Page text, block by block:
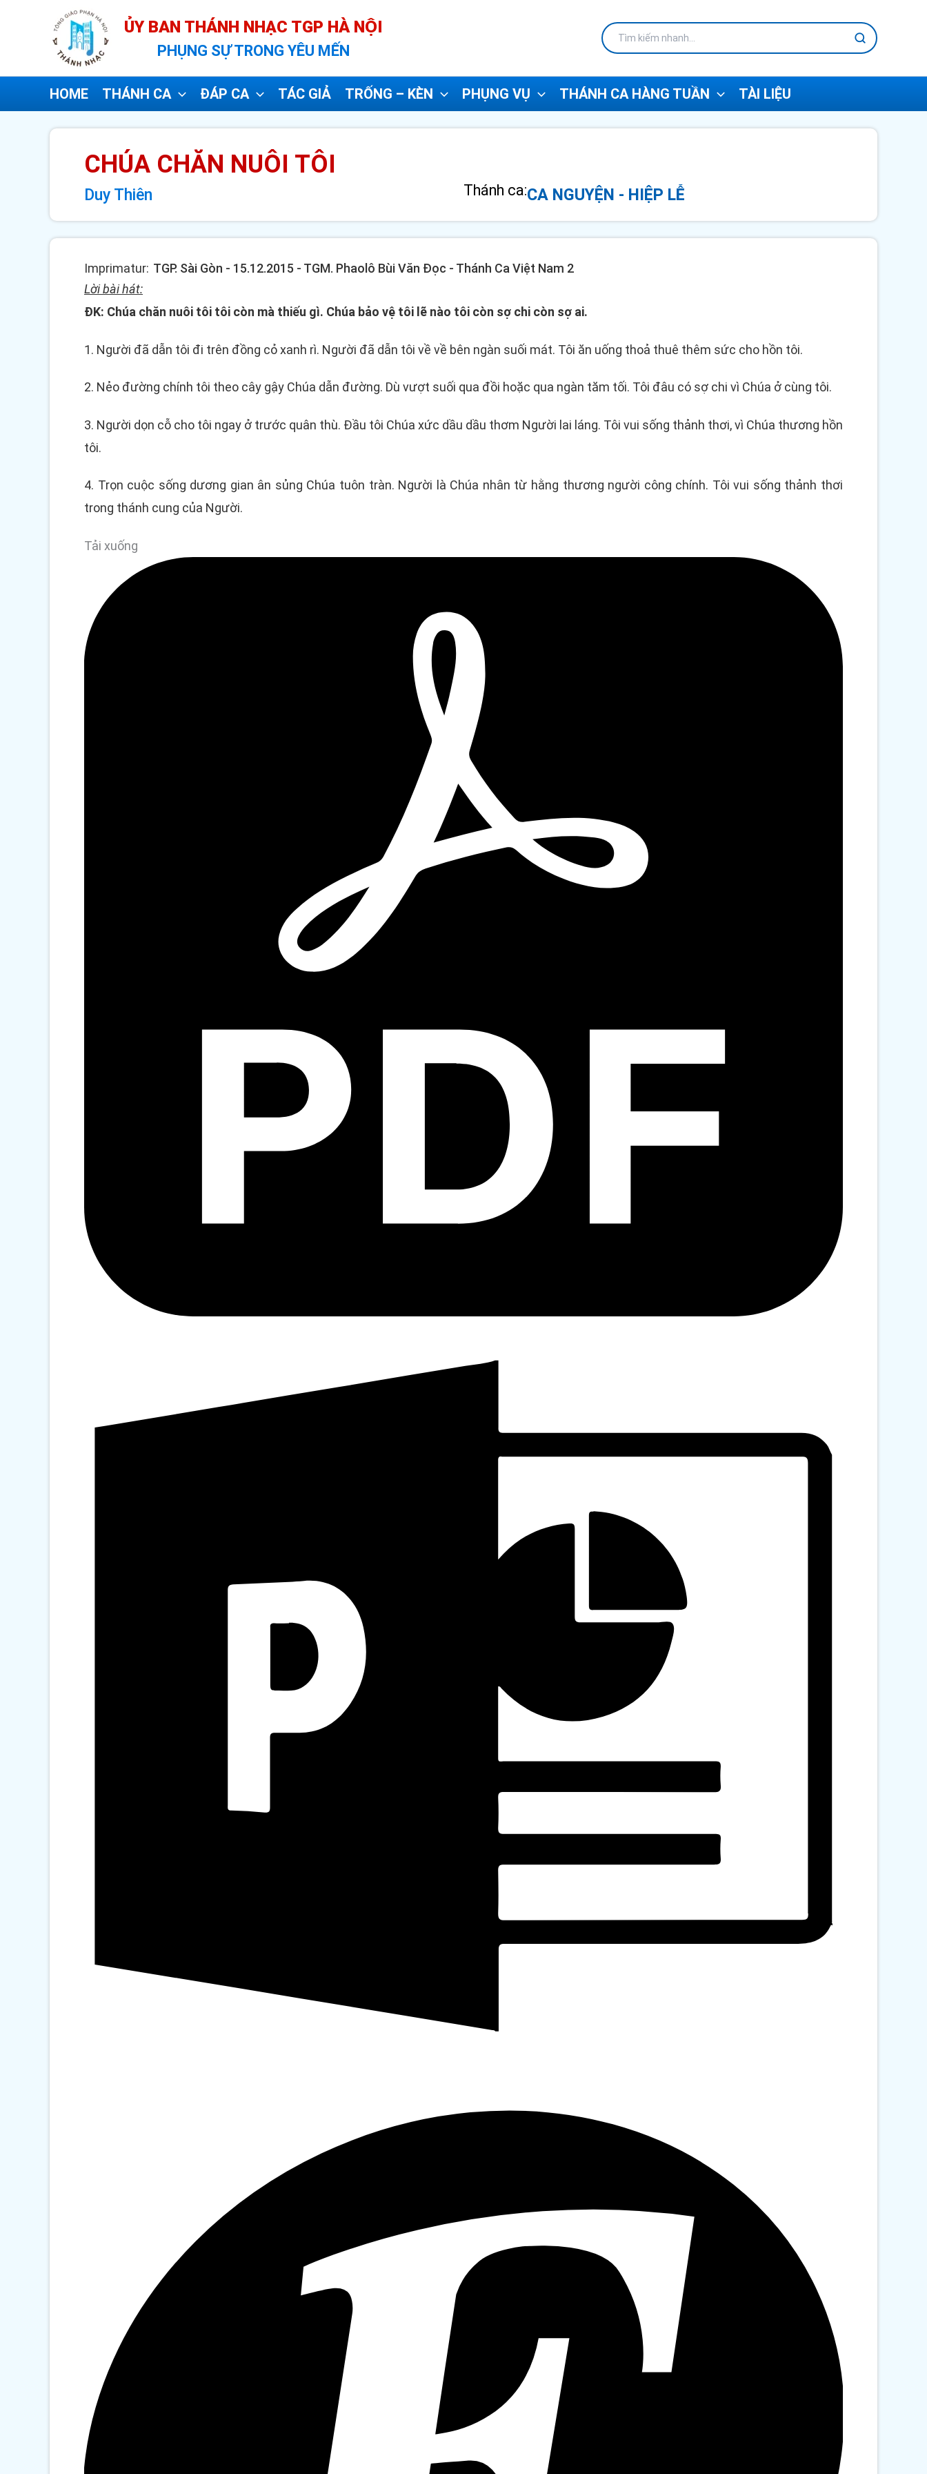
dung
ỦY BAN THÁNH NHẠC TGP HÀ NỘI
PHỤNG SỰ TRONG YÊU MẾN
HOME THÁNH CA ĐÁP CA TÁC GIẢ TRỐNG – KÈN PHỤNG VỤ THÁNH CA HÀNG TUẦN TÀI LIỆU
CHÚA CHĂN NUÔI TÔI
Duy Thiên Thánh ca:CA NGUYỆN - HIỆP LỄ
Imprimatur: TGP. Sài Gòn - 15.12.2015 - TGM. Phaolô Bùi Văn Đọc - Thánh Ca Việt Nam 2
Lời bài hát:
ĐK: Chúa chăn nuôi tôi tôi còn mà thiếu gì. Chúa bảo vệ tôi lẽ nào tôi còn sợ chi còn sợ ai.
1. Người đã dẫn tôi đi trên đồng cỏ xanh rì. Người đã dẫn tôi về về bên ngàn suối mát. Tôi ăn uống thoả thuê thêm sức cho hồn tôi.
2. Nẻo đường chính tôi theo cây gậy Chúa dẫn đường. Dù vượt suối qua đồi hoặc qua ngàn tăm tối. Tôi đâu có sợ chi vì Chúa ở cùng tôi.
3. Người dọn cỗ cho tôi ngay ở trước quân thù. Đầu tôi Chúa xức dầu dầu thơm Người lai láng. Tôi vui sống thảnh thơi, vì Chúa thương hồn
tôi.
4. Trọn cuộc sống dương gian ân sủng Chúa tuôn tràn. Người là Chúa nhân từ hằng thương người công chính. Tôi vui sống thảnh thơi
trong thánh cung của Người.
Tải xuống